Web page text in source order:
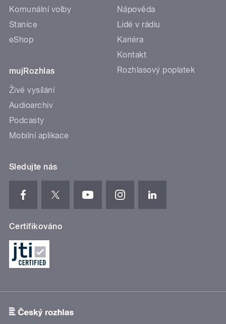
Komunální volby
Stanice
eShop
mujRozhlas
Živé vysílání
Audioarchiv
Podcasty
Mobilní aplikace
Nápověda
Lidé v rádiu
Kariéra
Kontakt
Rozhlasový poplatek
Sledujte nás
Certifikováno